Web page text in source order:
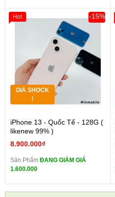
GIÁ SHOCK
!
iPhone 13 - Quốc Tế - 128G (
likenew 99% )
8.900.000₫
-15%
Sản Phẩm ĐANG GIẢM GIÁ
1.600.000
Hot